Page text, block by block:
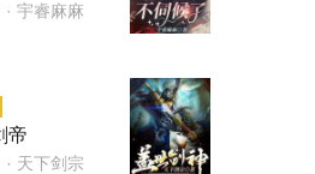
不伺候了
· 宇睿麻麻
帝
· 天下剑宗